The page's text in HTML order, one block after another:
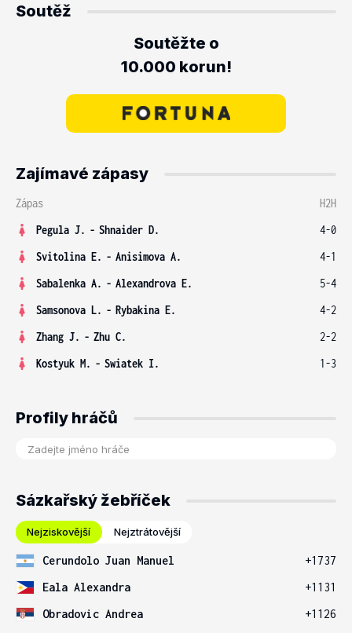
Soutěž
Soutěžte o
10.000 korun!
Zajímavé zápasy
Zápas
H2H
Pegula J. - Shnaider D.
4-0
Svitolina E. - Anisimova A.
4-1
Sabalenka A. - Alexandrova E.
5-4
Samsonova L. - Rybakina E.
4-2
Zhang J. - Zhu C.
2-2
Kostyuk M. - Swiatek I. 1-3
Profily hráčů
Sázkařský žebříček
Nejziskovější Nejztrátovější
Cerundolo Juan Manuel
+1737
Eala Alexandra
+1131
Obradovic Andrea
+1126